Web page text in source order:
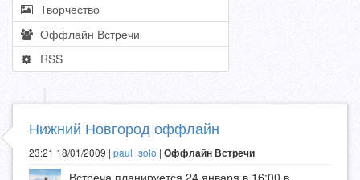
Творчество
Оффлайн Встречи
RSS
Нижний Новгород оффлайн
23:21 18/01/2009 | paul_solo | Оффлайн Встречи
Встреча планируется 24 января в 16:00 в